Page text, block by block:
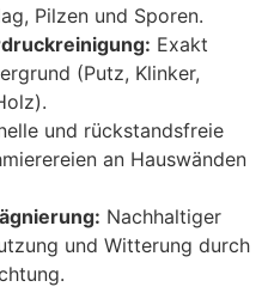
Pilzen und Sporen.
Exakt
(Putz, Klinker,
und rückstandsfreie
an Hauswänden
Nachhaltiger
und Witterung durch